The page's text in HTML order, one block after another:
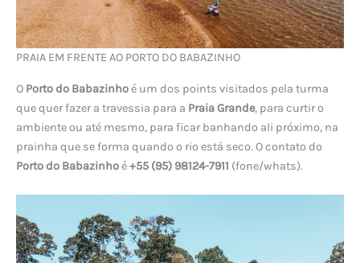
PRAIA EM FRENTE AO PORTO DO BABAZINHO
O Porto do Babazinhoé um dos points visitados pela turma
que quer fazer a travessia para a Praia Grande, para curtir o
ambiente ou até mesmo, para ficar banhando ali próximo, na
prainha que se forma quando o rio está seco. O contato do
Porto do Babazinhoé+55 (95) 98124-7911 (fone/whats).